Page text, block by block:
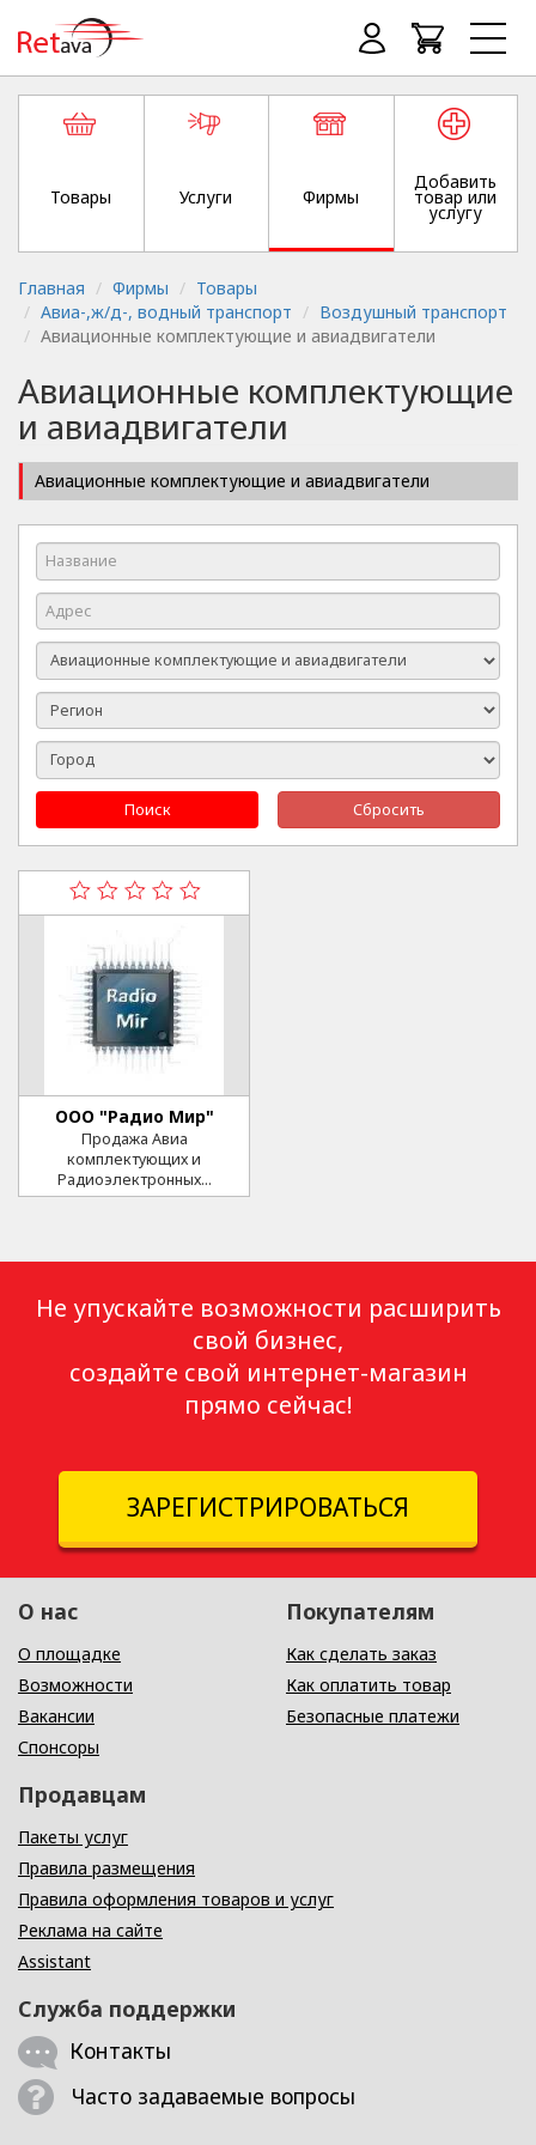
Товары Услуги Фирмы
Добавить
товар или
услугу
Главная Фирмы
Товары
Авиа-,ж/д-, водный транспорт
Воздушный транспорт
Авиационные комплектующие и авиадвигатели
Авиационные комплектующие
и авиадвигатели
Авиационные комплектующие и авиадвигатели
Поиск Сбросить
ООО "Радио Мир"
Продажа Авиа
комплектующих и
Радиоэлектронных...
Не упускайте возможности расширить
свой бизнес,
создайте свой интернет-магазин
прямо сейчас!
ЗАРЕГИСТРИРОВАТЬСЯ
О нас
О площадке
Возможности
Вакансии
Спонсоры
Покупателям
Как сделать заказ
Как оплатить товар
Безопасные платежи
Продавцам
Пакеты услуг
Правила размещения
Правила оформления товаров и услуг
Реклама на сайте
Assistant
Служба поддержки
Контакты
Часто задаваемые вопросы